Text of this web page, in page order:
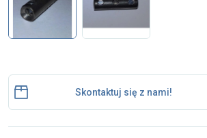
i cookies
Skontaktuj się z nami
Polecany artykuł
Skontaktuj się z nami!